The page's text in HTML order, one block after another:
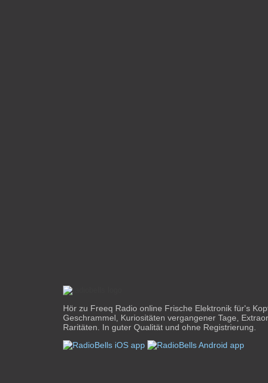
Hör zu Freeq Radio online Frische Elektronik für's
Geschrammel, Kuriositäten vergangener Tage,
Raritäten. In guter Qualität und ohne Registrierung.